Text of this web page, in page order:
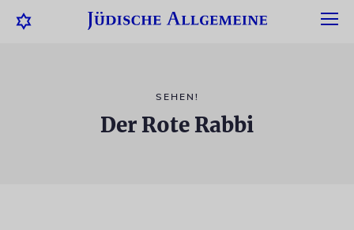
SEHEN!
Der Rote Rabbi